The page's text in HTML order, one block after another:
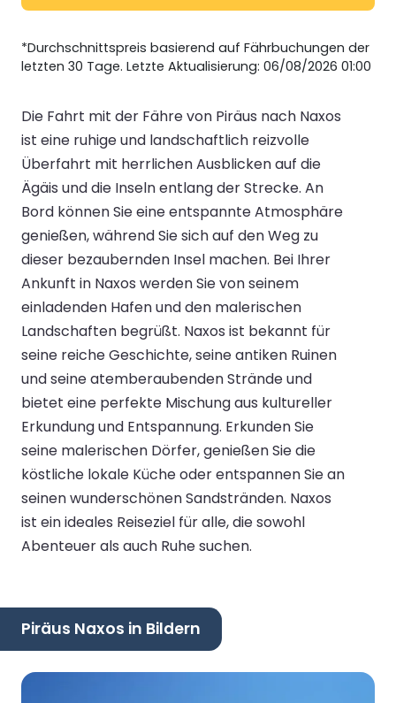
*Durchschnittspreis basierend auf Fährbuchungen der
letzten 30 Tage. Letzte Aktualisierung: 06/08/2026 01:00
Die Fahrt mit der Fähre von Piräus nach Naxos
ist eine ruhige und landschaftlich reizvolle
Überfahrt mit herrlichen Ausblicken auf die
Ägäis und die Inseln entlang der Strecke. An
Bord können Sie eine entspannte Atmosphäre
genießen, während Sie sich auf den Weg zu
dieser bezaubernden Insel machen. Bei Ihrer
Ankunft in Naxos werden Sie von seinem
einladenden Hafen und den malerischen
Landschaften begrüßt. Naxos ist bekannt für
seine reiche Geschichte, seine antiken Ruinen
und seine atemberaubenden Strände und
bietet eine perfekte Mischung aus kultureller
Erkundung und Entspannung. Erkunden Sie
seine malerischen Dörfer, genießen Sie die
köstliche lokale Küche oder entspannen Sie an
seinen wunderschönen Sandstränden. Naxos
ist ein ideales Reiseziel für alle, die sowohl
Abenteuer als auch Ruhe suchen.
Piräus Naxos in Bildern